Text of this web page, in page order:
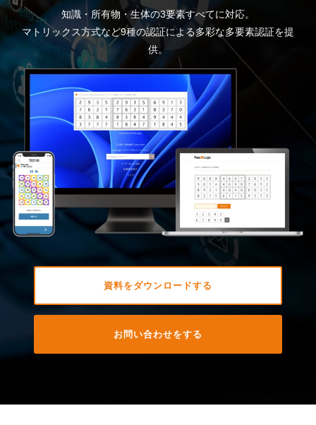
知識・所有物・生体の3要素すべてに対応。
マトリックス方式など9種の認証による多彩な多要素認証を提
供。
資料をダウンロードする
お問い合わせをする